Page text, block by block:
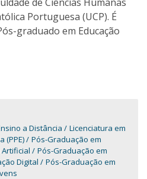
Portuguesa (UCP). É
graduado em Educação
a Distância
Licenciatura em
(PPE)
Pós-Graduação em
Pós-Graduação em
Digital
Pós-Graduação em